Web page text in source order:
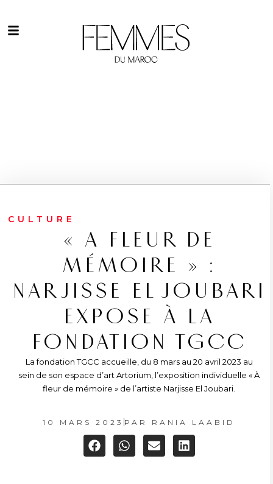
CULTURE
« A FLEUR DE
MÉMOIRE » :
NARJISSE EL JOUBARI
EXPOSE À LA
FONDATION TGCC
La fondation TGCC accueille, du 8 mars au 20 avril 2023 au
sein de son espace d’art Artorium, l’exposition individuelle « À
fleur de mémoire » de l’artiste Narjisse El Joubari.
10 MARS 2023 PAR RANIA LAABID